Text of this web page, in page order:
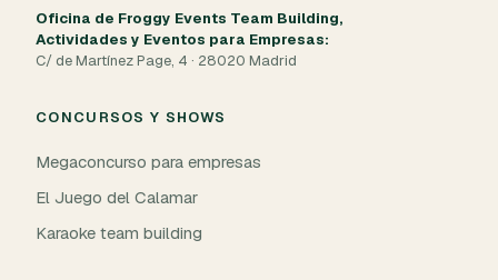
Oficina de Froggy Events Team Building,
Actividades y Eventos para Empresas:
C/ de Martínez Page, 4 · 28020 Madrid
CONCURSOS Y SHOWS
Megaconcurso para empresas
El Juego del Calamar
Karaoke team building